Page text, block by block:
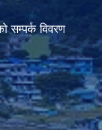
सम्पर्क विवरण